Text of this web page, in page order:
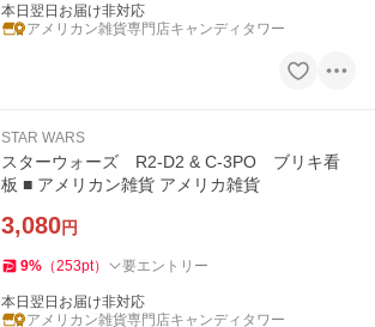
本日翌日お届け非対応
アメリカン雑貨専門店キャンディタワー
STAR WARS
スターウォーズ R2-D2 & C-3PO ブリキ看
板 ■ アメリカン雑貨 アメリカ雑貨
3,080円
9% （253pt） 要エントリー
本日翌日お届け非対応
アメリカン雑貨専門店キャンディタワー